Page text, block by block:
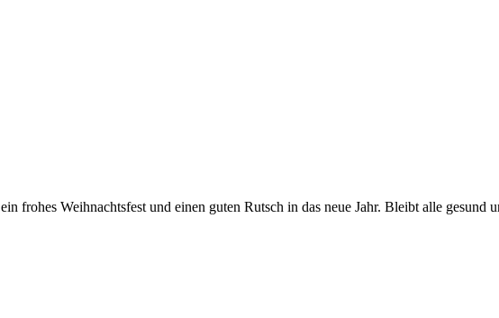
frohes Weihnachtsfest und einen guten Rutsch in das neue Jahr. Bleibt alle